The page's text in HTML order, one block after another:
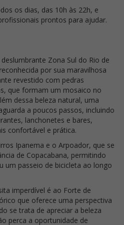
os dias, das 10h às 22h, e
prontos para ajudar.
Zona Sul do Rio de
por sua maravilhosa
revestido com pedras
que formam um mosaico no
dessa beleza natural, uma
a poucos passos, incluindo
lanchonetes e bares,
confortável e prática.
Ipanema e o Arpoador, que se
de Copacabana, permitindo
um passeio de bicicleta ao longo
imperdível é ao Forte de
que oferece uma perspectiva
se trata de apreciar a beleza
perca a oportunidade de